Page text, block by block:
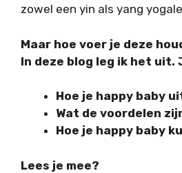
zowel een yin als yang
Maar hoe voer je deze
In deze blog leg ik het uit.
Hoe je happy baby
Wat de voordelen
Hoe je happy baby
Lees je mee?